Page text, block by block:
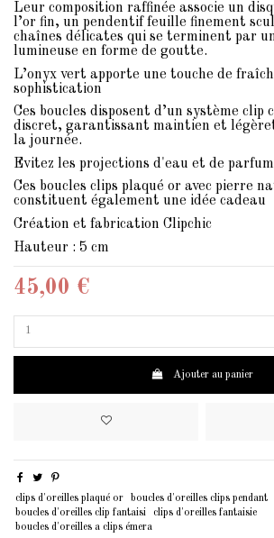
Leur composition raffinée associe un
l’or fin, un pendentif feuille finement
chaînes délicates qui se terminent par
lumineuse en forme de goutte.
L’onyx vert apporte une touche de
sophistication
Ces boucles disposent d’un système clip
discret, garantissant maintien et
la journée.
Evitez les projections d'eau et de
Ces boucles clips plaqué or avec pierre
constituent également une idée cadeau
Création et fabrication Clipchic
Hauteur : 5 cm
45,00 €
Ajouter au panier
clips d'oreilles plaqué or
boucles d'oreilles clips pendant
boucles d'oreilles clip fantaisi
clips d'oreilles fantaisie
boucles d'oreilles a clips émera